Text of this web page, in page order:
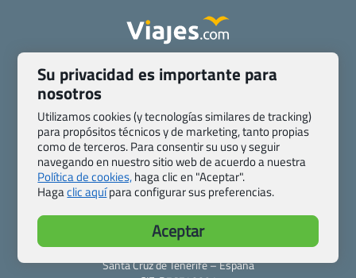
Quienes somos
Contacto
Pasaporte, Visado, Salud y otras disposiciones específicas
Blog de Viajes.com
Preguntas frecuentes
Condiciones generales
Política de privacidad y cookies
Transparencia
Todas las páginas – sitemap
Viajes.com
Last Minute Express S.L.U.
c/ Drago, CC HLS, Local 13
38660 Miraverde – Adeje
Santa Cruz de Tenerife – España
Su privacidad es importante para
nosotros
Utilizamos cookies (y tecnologías similares de tracking)
para propósitos técnicos y de marketing, tanto propias
como de terceros. Para consentir su uso y seguir
navegando en nuestro sitio web de acuerdo a nuestra
Política de cookies,haga clic en "Aceptar".
Hagaclic aquípara configurar sus preferencias.
Aceptar